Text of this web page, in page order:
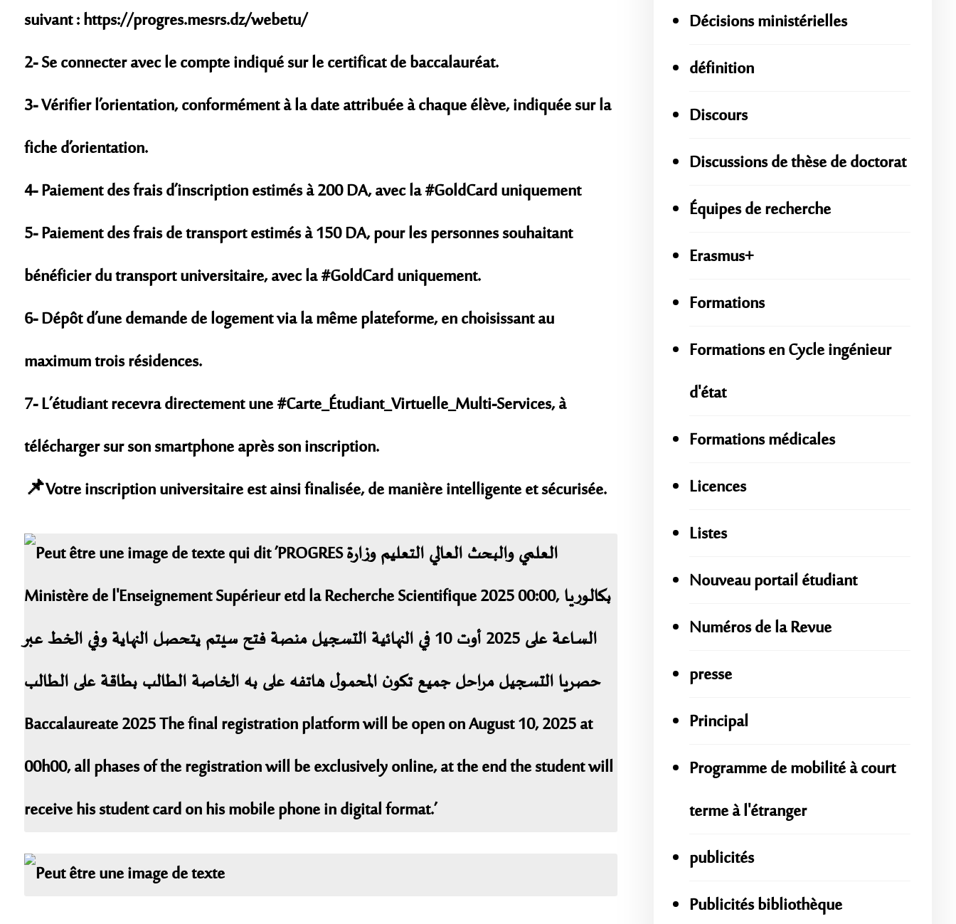
suivant : https://progres.mesrs.dz/webetu/
2- Se connecter avec le compte indiqué sur le certificat de baccalauréat.
3- Vérifier l’orientation, conformément à la date attribuée à chaque élève, indiquée sur la
fiche d’orientation.
4- Paiement des frais d’inscription estimés à 200 DA, avec la #GoldCard uniquement
5- Paiement des frais de transport estimés à 150 DA, pour les personnes souhaitant
bénéficier du transport universitaire, avec la #GoldCard uniquement.
6- Dépôt d’une demande de logement via la même plateforme, en choisissant au
maximum trois résidences.
7- L’étudiant recevra directement une #Carte_Étudiant_Virtuelle_Multi-Services, à
télécharger sur son smartphone après son inscription.
📌Votre inscription universitaire est ainsi finalisée, de manière intelligente et sécurisée.
Décisions ministérielles
définition
Discours
Discussions de thèse de doctorat
Équipes de recherche
Erasmus+
Formations
Formations en Cycle ingénieur
d'état
Formations médicales
Licences
Listes
Nouveau portail étudiant
Numéros de la Revue
presse
Principal
Programme de mobilité à court
terme à l'étranger
publicités
Publicités bibliothèque